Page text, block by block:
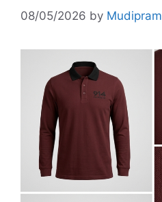
08/05/2026 by Mudipram